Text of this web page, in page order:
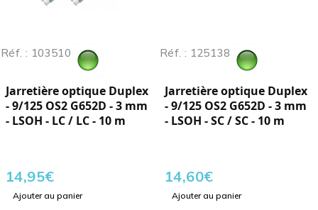
Réf. : 103510
Jarretière optique Duplex
- 9/125 OS2 G652D - 3 mm
- LSOH - LC / LC - 10 m
14,95€
Ajouter au panier
Réf. : 125138
Jarretière optique Duplex
- 9/125 OS2 G652D - 3 mm
- LSOH - SC / SC - 10 m
14,60€
Ajouter au panier